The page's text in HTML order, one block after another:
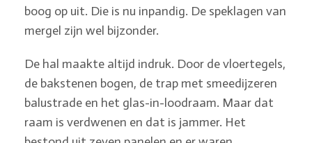
boog op uit. Die is nu inpandig. De speklagen van
mergel zijn wel bijzonder.
De hal maakte altijd indruk. Door de vloertegels,
de bakstenen bogen, de trap met smeedijzeren
balustrade en het glas-in-loodraam. Maar dat
raam is verdwenen en dat is jammer. Het